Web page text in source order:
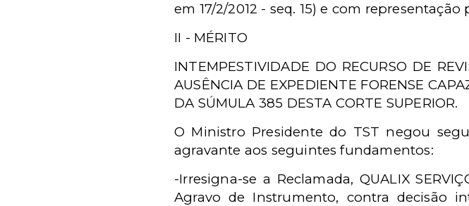
em 17/2/2012 - seq. 15) e com
II - MÉRITO
INTEMPESTIVIDADE DO RECURSO DE
AUSÊNCIA DE EXPEDIENTE FORENSE
DA SÚMULA 385 DESTA CORTE SUPERIOR.
O Ministro Presidente do TST negou
agravante aos seguintes fundamentos:
-Irresigna-se a Reclamada, QUALIX
Agravo de Instrumento, contra decisão